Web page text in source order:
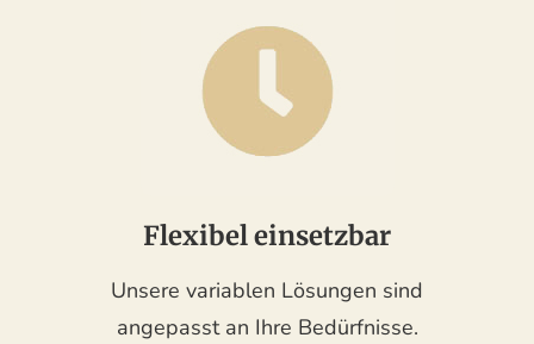
Flexibel einsetzbar
Unsere variablen Lösungen sind
angepasst an Ihre Bedürfnisse.